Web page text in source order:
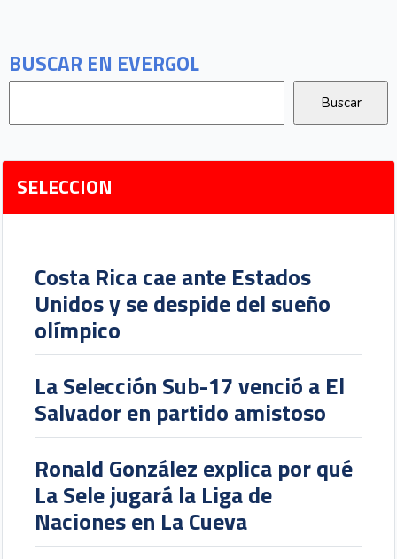
BUSCAR EN EVERGOL
SELECCION
Costa Rica cae ante Estados
Unidos y se despide del sueño
olímpico
La Selección Sub-17 venció a El
Salvador en partido amistoso
Ronald González explica por qué
La Sele jugará la Liga de
Naciones en La Cueva